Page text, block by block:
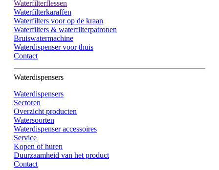
Waterfilterflessen
Waterfilterkaraffen
Waterfilters voor op de kraan
Waterfilters & waterfilterpatronen
Bruiswatermachine
Waterdispenser voor thuis
Contact
Waterdispensers
Waterdispensers
Sectoren
Overzicht producten
Watersoorten
Waterdispenser accessoires
Service
Kopen of huren
Duurzaamheid van het product
Contact